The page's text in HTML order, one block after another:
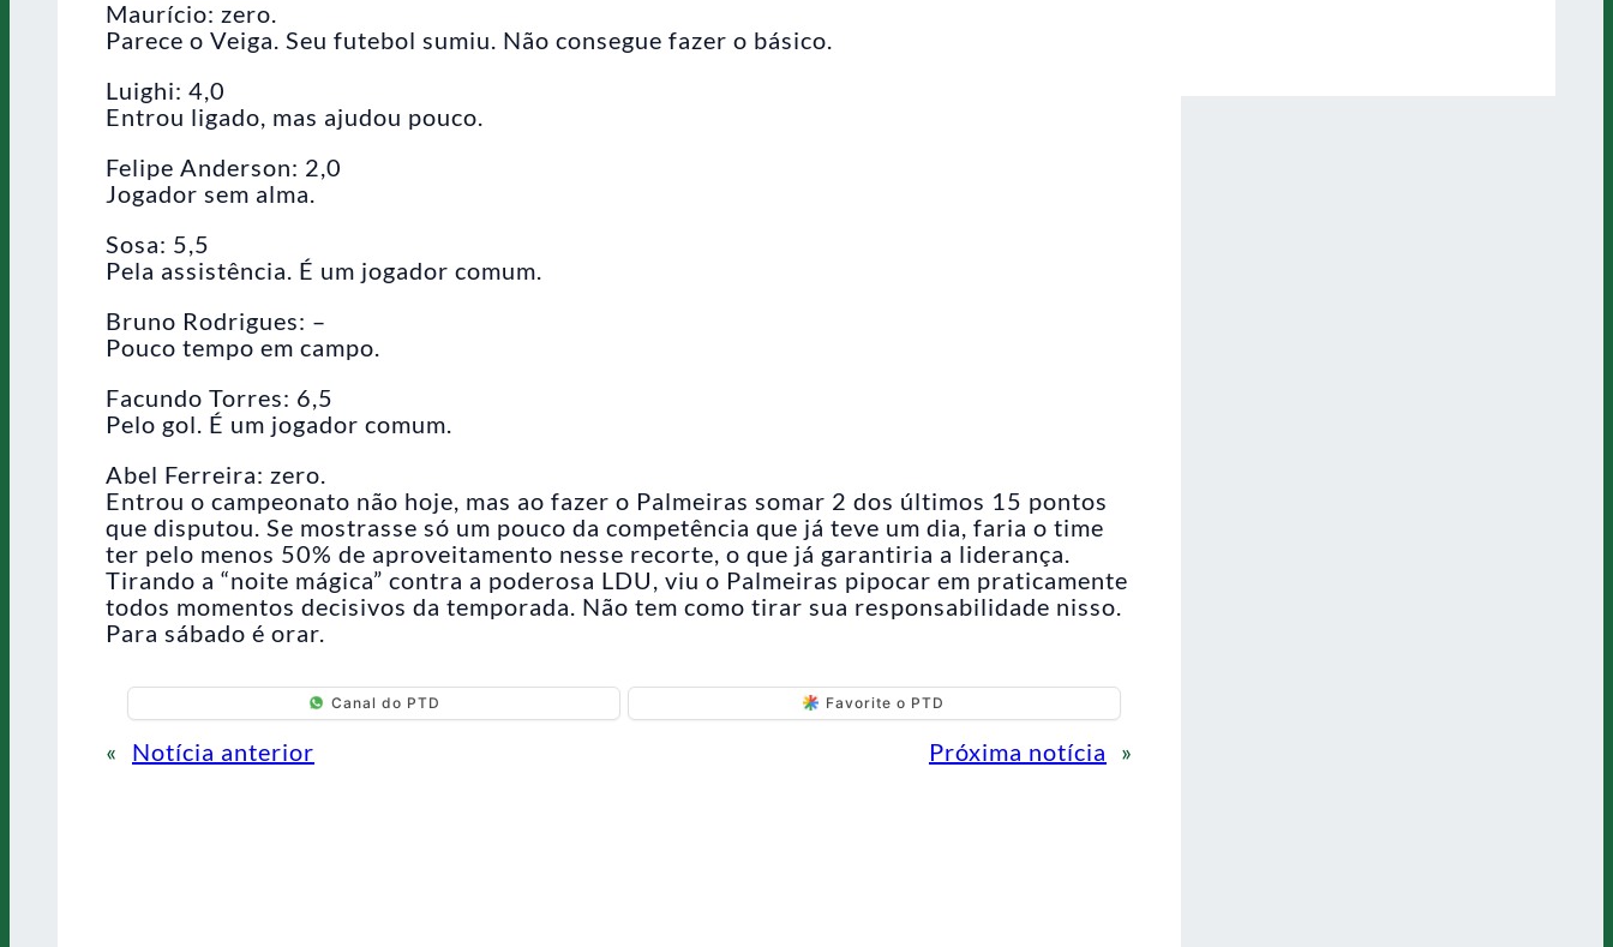
Maurício: zero.
Parece o Veiga. Seu futebol sumiu. Não consegue fazer o básico.
Luighi: 4,0
Entrou ligado, mas ajudou pouco.
Felipe Anderson: 2,0
Jogador sem alma.
Sosa: 5,5
Pela assistência. É um jogador comum.
Bruno Rodrigues: –
Pouco tempo em campo.
Facundo Torres: 6,5
Pelo gol. É um jogador comum.
Abel Ferreira: zero.
Entrou o campeonato não hoje, mas ao fazer o Palmeiras somar 2 dos últimos 15 pontos
que disputou. Se mostrasse só um pouco da competência que já teve um dia, faria o time
ter pelo menos 50% de aproveitamento nesse recorte, o que já garantiria a liderança.
Tirando a “noite mágica” contra a poderosa LDU, viu o Palmeiras pipocar em praticamente
todos momentos decisivos da temporada. Não tem como tirar sua responsabilidade nisso.
Para sábado é orar.
Canal do PTD Favorite o PTD
« Notícia anterior Próxima notícia »